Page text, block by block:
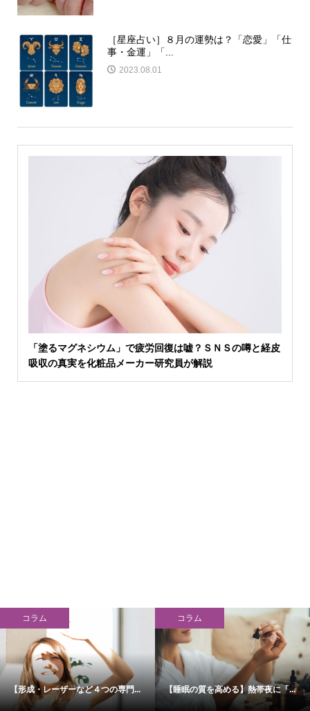
［星座占い］８月の運勢は？「恋愛」「仕
事・金運」「...
2023.08.01
「塗るマグネシウム」で疲労回復は嘘？ＳＮＳの噂と経皮
吸収の真実を化粧品メーカー研究員が解説
コラム
【形成・レーザーなど４つの専門...
コラム
【睡眠の質を高める】熱帯夜に「...